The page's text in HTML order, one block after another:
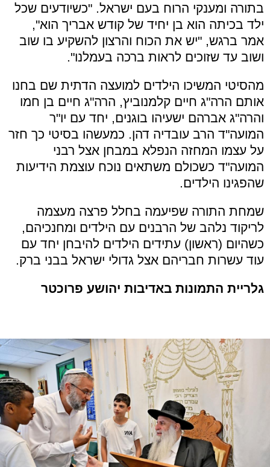
בתורה ומענקי הרוח בעם ישראל. "כשיודעים שכל
ילד בכיתה הוא בן יחיד של קודש אבריך הוא",
אמר ברגש, "יש את הכוח והרצון להשקיע בו שוב
ושוב עד שזוכים לראות ברכה בעמלנו".
מהסיטי המשיכו הילדים למועצה הדתית שם בחנו
אותם הרה"ג חיים קלמנוביץ, הרה"ג חיים בן חמו
והרה"ג אברהם ישעיהו בוגנים, יחד עם יו"ר
המועה"ד הרב עובדיה דהן. כמעשהו בסיטי כך חזר
על עצמו המחזה הנפלא במבחן אצל רבני
המועה"ד כשכולם משתאים נוכח עוצמת הידיעות
שהפגינו הילדים.
שמחת התורה שפיעמה בחלל פרצה מעצמה
לריקוד נלהב של הרבנים עם הילדים ומחנכיהם,
כשהיום (ראשון) עתידים הילדים להיבחן יחד עם
עוד עשרות חבריהם אצל גדולי ישראל בבני ברק.
גלריית התמונות באדיבות יהושע פרוכטר